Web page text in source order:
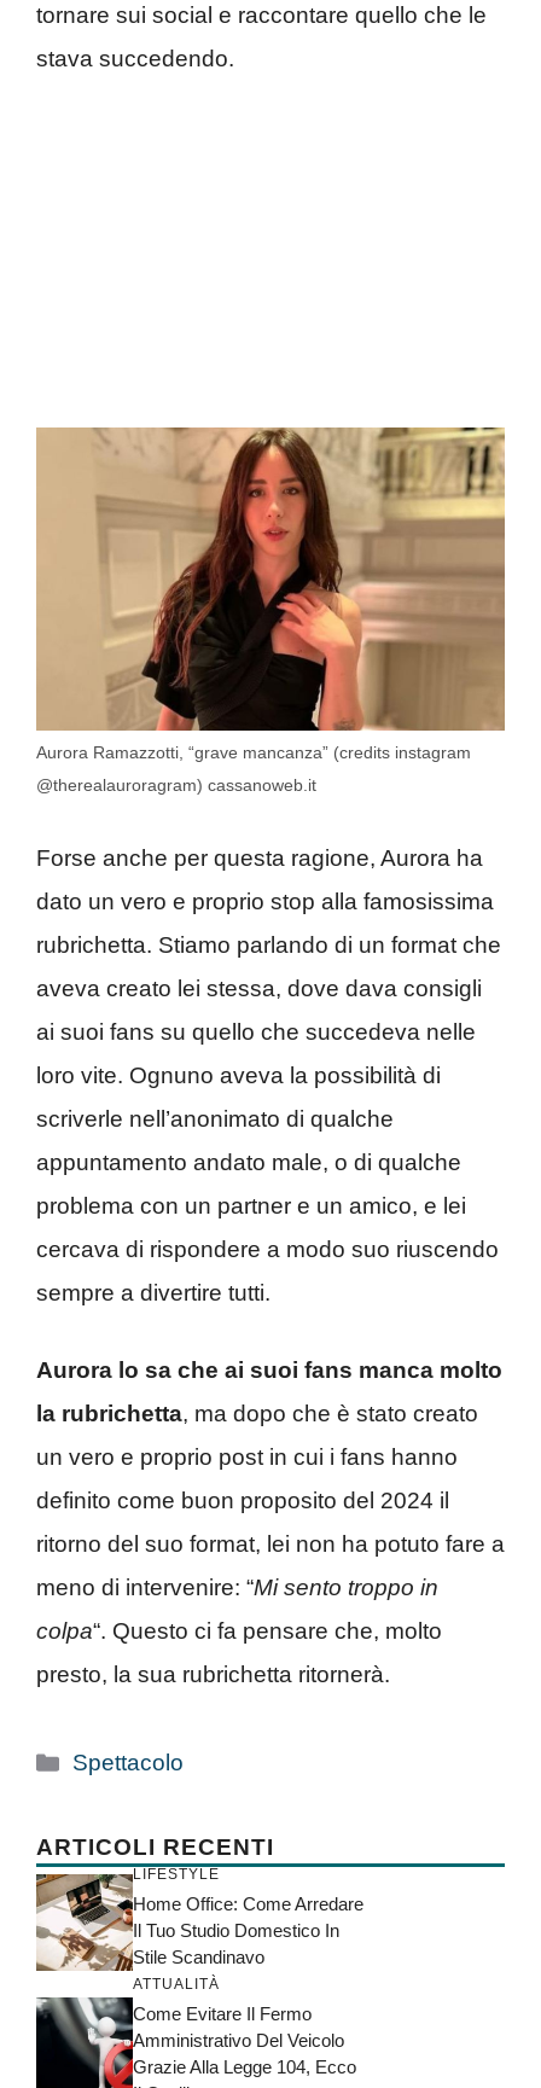
tornare sui social e raccontare quello che le
stava succedendo.
Aurora Ramazzotti, “grave mancanza” (credits instagram
@therealauroragram) cassanoweb.it
Forse anche per questa ragione, Aurora ha
dato un vero e proprio stop alla famosissima
rubrichetta. Stiamo parlando di un format che
aveva creato lei stessa, dove dava consigli
ai suoi fans su quello che succedeva nelle
loro vite. Ognuno aveva la possibilità di
scriverle nell’anonimato di qualche
appuntamento andato male, o di qualche
problema con un partner e un amico, e lei
cercava di rispondere a modo suo riuscendo
sempre a divertire tutti.
Aurora lo sa che ai suoi fans manca molto
la rubrichetta, ma dopo che è stato creato
un vero e proprio post in cui i fans hanno
definito come buon proposito del 2024 il
ritorno del suo format, lei non ha potuto fare a
meno di intervenire: “Mi sento troppo in
colpa“. Questo ci fa pensare che, molto
presto, la sua rubrichetta ritornerà.
Categorie
Spettacolo
ARTICOLI RECENTI
LIFESTYLE
Home Office: Come Arredare
Il Tuo Studio Domestico In
Stile Scandinavo
ATTUALITÀ
Come Evitare Il Fermo
Amministrativo Del Veicolo
Grazie Alla Legge 104, Ecco